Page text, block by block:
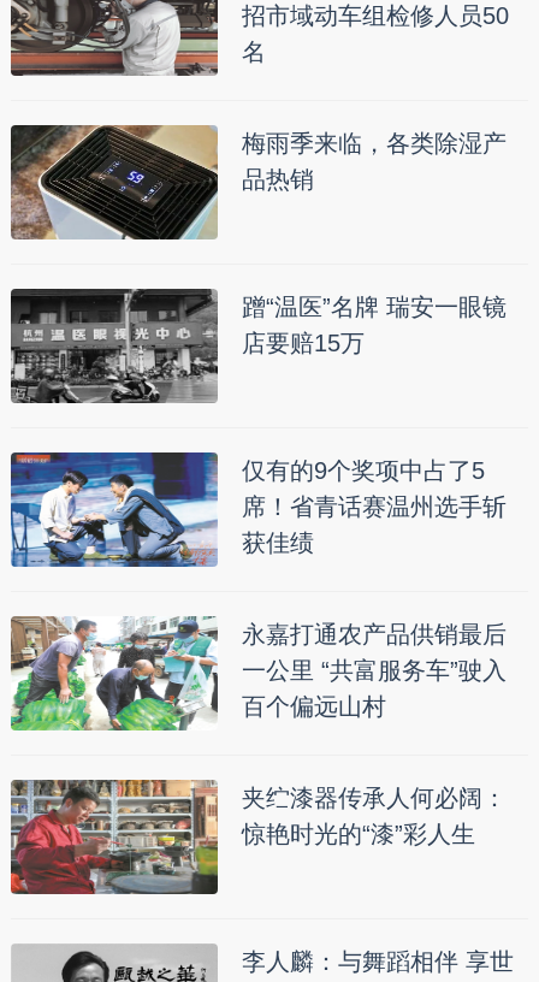
招市域动车组检修人员50
名
梅雨季来临，各类除湿产
品热销
蹭“温医”名牌 瑞安一眼镜
店要赔15万
仅有的9个奖项中占了5
席！省青话赛温州选手斩
获佳绩
永嘉打通农产品供销最后
一公里 “共富服务车”驶入
百个偏远山村
夹纻漆器传承人何必阔：
惊艳时光的“漆”彩人生
李人麟：与舞蹈相伴 享世